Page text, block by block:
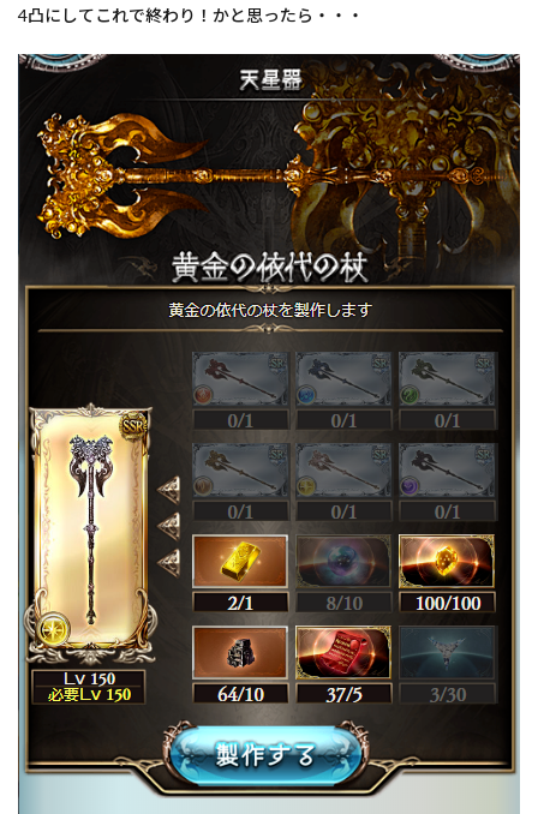
4凸にしてこれで終わり！かと思ったら・・・